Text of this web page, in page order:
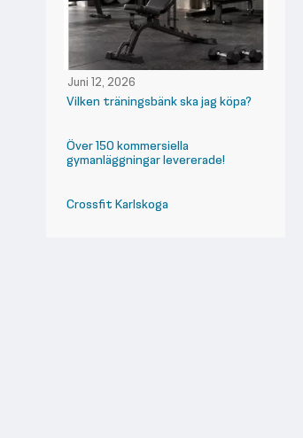
Juni 12, 2026
Vilken träningsbänk ska jag köpa?
Över 150 kommersiella
gymanläggningar levererade!
Crossfit Karlskoga